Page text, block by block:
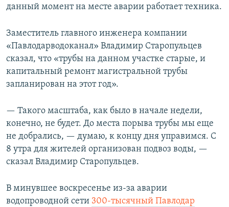
данный момент на месте аварии работает техника.
Заместитель главного инженера компании
«Павлодарводоканал» Владимир Старопульцев
сказал, что «трубы на данном участке старые, и
капитальный ремонт магистральной трубы
запланирован на этот год».
— Такого масштаба, как было в начале недели,
конечно, не будет. До места порыва трубы мы еще
не добрались, — думаю, к концу дня управимся. С
8 утра для жителей организован подвоз воды, —
сказал Владимир Старопульцев.
В минувшее воскресенье из-за аварии
водопроводной сети 300-тысячный Павлодар